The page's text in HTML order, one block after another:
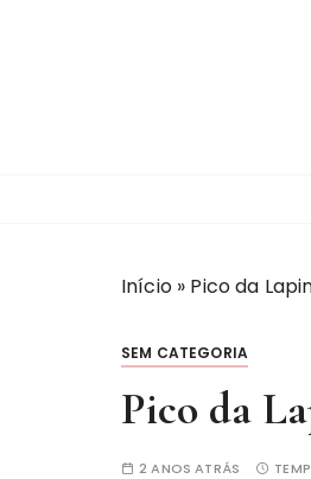
Início» Pico da
SEM CATEGORIA
Pico da
2 ANOS ATRÁS